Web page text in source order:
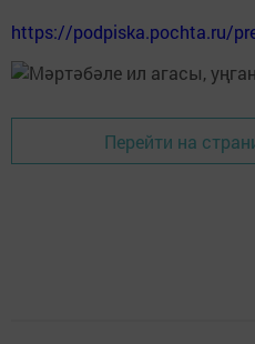
https://podpiska.pochta.ru/
Перейти на